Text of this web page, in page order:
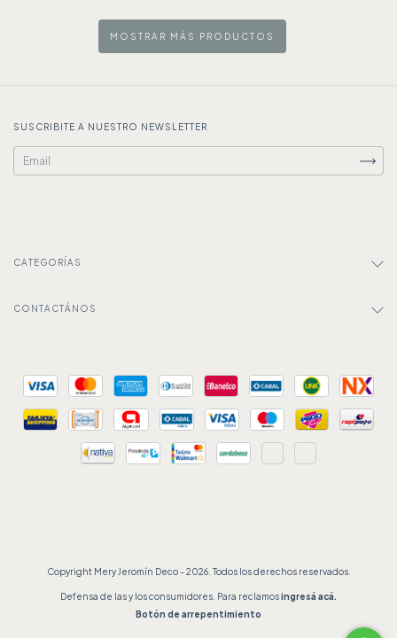
MOSTRAR MÁS PRODUCTOS
SUSCRIBITE A NUESTRO NEWSLETTER
CATEGORÍAS
CONTACTÁNOS
Copyright Mery Jeromín Deco - 2026. Todos los derechos reservados.
Defensa de las y los consumidores. Para reclamosingresá acá.
Botón de arrepentimiento